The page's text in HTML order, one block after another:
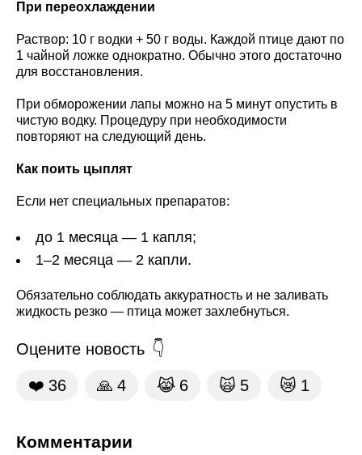
При переохлаждении
Раствор: 10 г водки + 50 г воды. Каждой птице дают по
1 чайной ложке однократно. Обычно этого достаточно
для восстановления.
При обморожении лапы можно на 5 минут опустить в
чистую водку. Процедуру при необходимости
повторяют на следующий день.
Как поить цыплят
Если нет специальных препаратов:
до 1 месяца — 1 капля;
1–2 месяца — 2 капли.
Обязательно соблюдать аккуратность и не заливать
жидкость резко — птица может захлебнуться.
Оцените новость
❤️ 36 🙏 4 😹 6 🙀 5 😿 1
Комментарии